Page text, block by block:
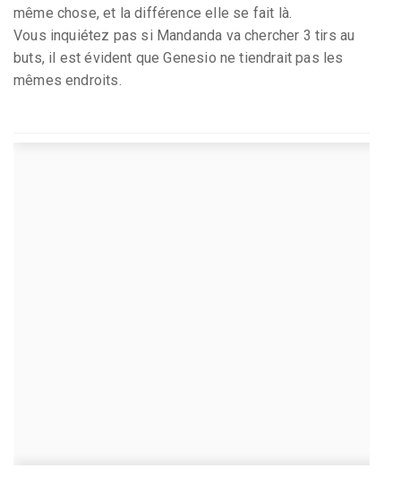
même chose, et la différence elle se fait là.
Vous inquiétez pas si Mandanda va chercher 3 tirs au
buts, il est évident que Genesio ne tiendrait pas les
mêmes endroits.